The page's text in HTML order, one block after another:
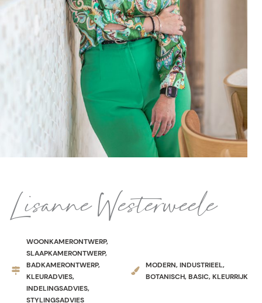
Lisanne Westerweele
WOONKAMERONTWERP,
SLAAPKAMERONTWERP,
BADKAMERONTWERP,
KLEURADVIES,
INDELINGSADVIES,
STYLINGSADVIES
MODERN, INDUSTRIEEL,
BOTANISCH, BASIC, KLEURRIJK